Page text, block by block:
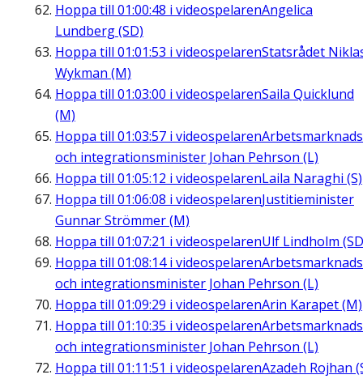
Hoppa till 01:00:48 i videospelarenAngelica
Lundberg (SD)
Hoppa till 01:01:53 i videospelarenStatsrådet
Wykman (M)
Hoppa till 01:03:00 i videospelarenSaila Quicklund
(M)
Hoppa till 01:03:57 i videospelaren
och integrationsminister Johan Pehrson (L)
Hoppa till 01:05:12 i videospelarenLaila Naraghi (S)
Hoppa till 01:06:08 i videospelarenJustitieminister
Gunnar Strömmer (M)
Hoppa till 01:07:21 i videospelarenUlf Lindholm
Hoppa till 01:08:14i videospelaren
och integrationsminister Johan Pehrson (L)
Hoppa till 01:09:29 i videospelarenArin Karapet (M)
Hoppa till 01:10:35 i videospelaren
och integrationsminister Johan Pehrson (L)
Hoppa till 01:11:51 i videospelarenAzadeh Rojhan